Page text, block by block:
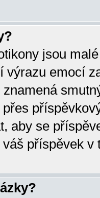
jsou
výrazu emocí
aby se
příspěvek v